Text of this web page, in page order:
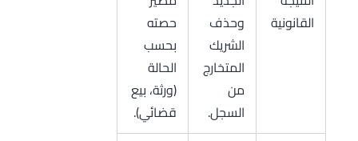
القانونية
وحذف
الشريك
المتخارج
من
السجل.
حصته
بحسب
الحالة
(ورثة، بيع
قضائي).